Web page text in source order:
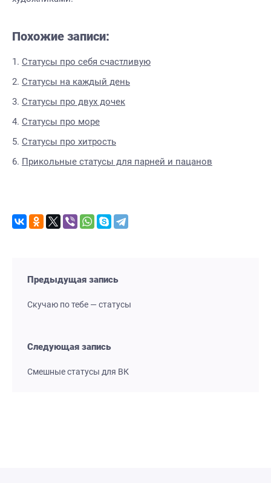
Похожие записи:
Статусы про себя счастливую
Статусы на каждый день
Статусы про двух дочек
Статусы про море
Статусы про хитрость
Прикольные статусы для парней и пацанов
Предыдущая запись
Скучаю по тебе — статусы
Следующая запись
Смешные статусы для ВК